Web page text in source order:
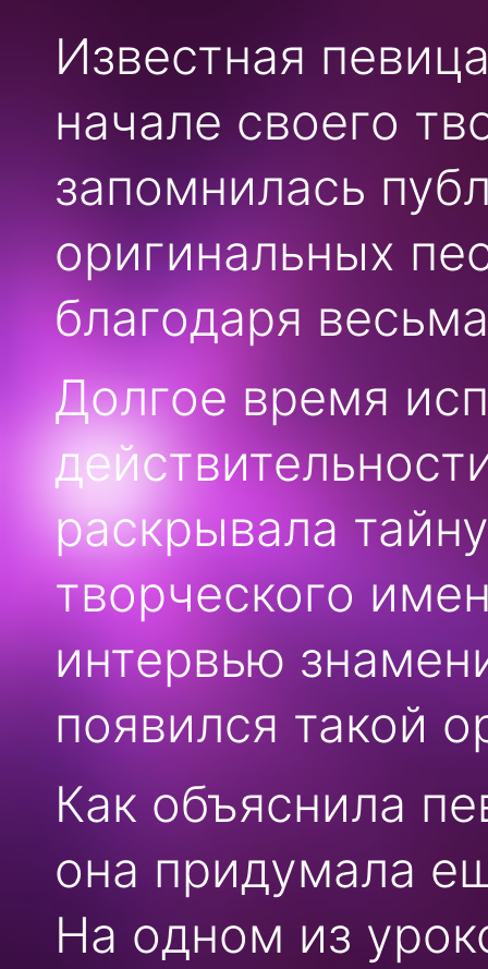
Известная
начале своего
запомнилась
оригинальных
благодаря
Долгое время
раскрывала
творческого
интервью
появился такой
Как объяснила
она придумала
На одном из